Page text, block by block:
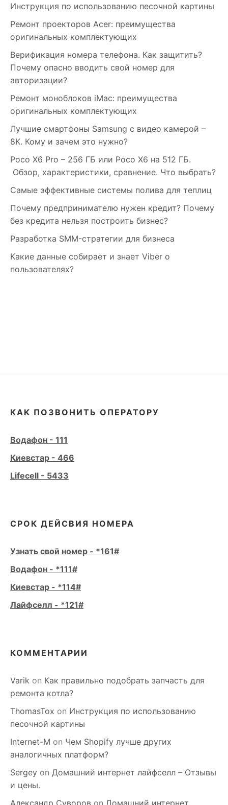
Инструкция по использованию песочной картины
Ремонт проекторов Acer: преимущества
оригинальных комплектующих
Верификация номера телефона. Как защитить?
Почему опасно вводить свой номер для
авторизации?
Ремонт моноблоков iMac: преимущества
оригинальных комплектующих
Лучшие смартфоны Samsung c видео камерой –
8K. Кому и зачем это нужно?
Poco X6 Pro – 256 ГБ или Poco X6 на 512 ГБ.
Обзор, характеристики, сравнение. Что выбрать?
Самые эффективные системы полива для теплиц
Почему предпринимателю нужен кредит? Почему
без кредита нельзя построить бизнес?
Разработка SMM-стратегии для бизнеса
Какие данные собирает и знает Viber о
пользователях?
КАК ПОЗВОНИТЬ ОПЕРАТОРУ
Водафон - 111
Киевстар - 466
Lifecell - 5433
СРОК ДЕЙСВИЯ НОМЕРА
Узнать свой номер - *161#
Водафон - *111#
Киевстар - *114#
Лайфселл - *121#
КОММЕНТАРИИ
Varik on Как правильно подобрать запчасть для
ремонта котла?
ThomasTox on Инструкция по использованию
песочной картины
Internet-M on Чем Shopify лучше других
аналогичных платформ?
Sergey on Домашний интернет лайфселл – Отзывы
и цены.
Александр Суворов on Домашний интернет